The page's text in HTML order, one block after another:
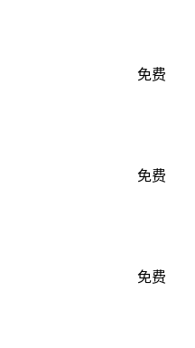
免费
免费
免费